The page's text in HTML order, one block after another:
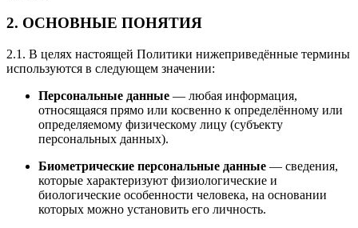
2. ОСНОВНЫЕ ПОНЯТИЯ
2.1. В целях настоящей Политики нижеприведённые термины
используются в следующем значении:
Персональные данные — любая информация,
относящаяся прямо или косвенно к определённому или
определяемому физическому лицу (субъекту
персональных данных).
Биометрические персональные данные — сведения,
которые характеризуют физиологические и
биологические особенности человека, на основании
которых можно установить его личность.